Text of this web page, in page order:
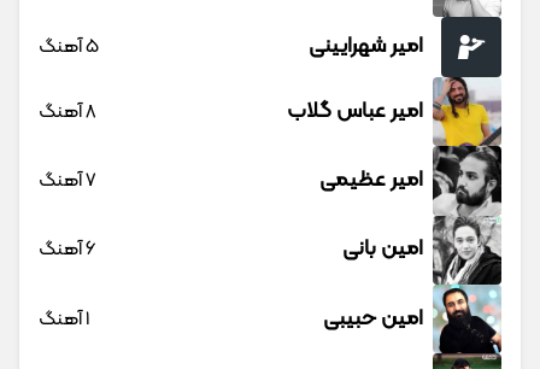
امیر شهرایینی 5 آهنگ
امیر عباس گلاب 8 آهنگ
امیر عظیمی 7 آهنگ
امین بانی 6 آهنگ
امین حبیبی 1 آهنگ